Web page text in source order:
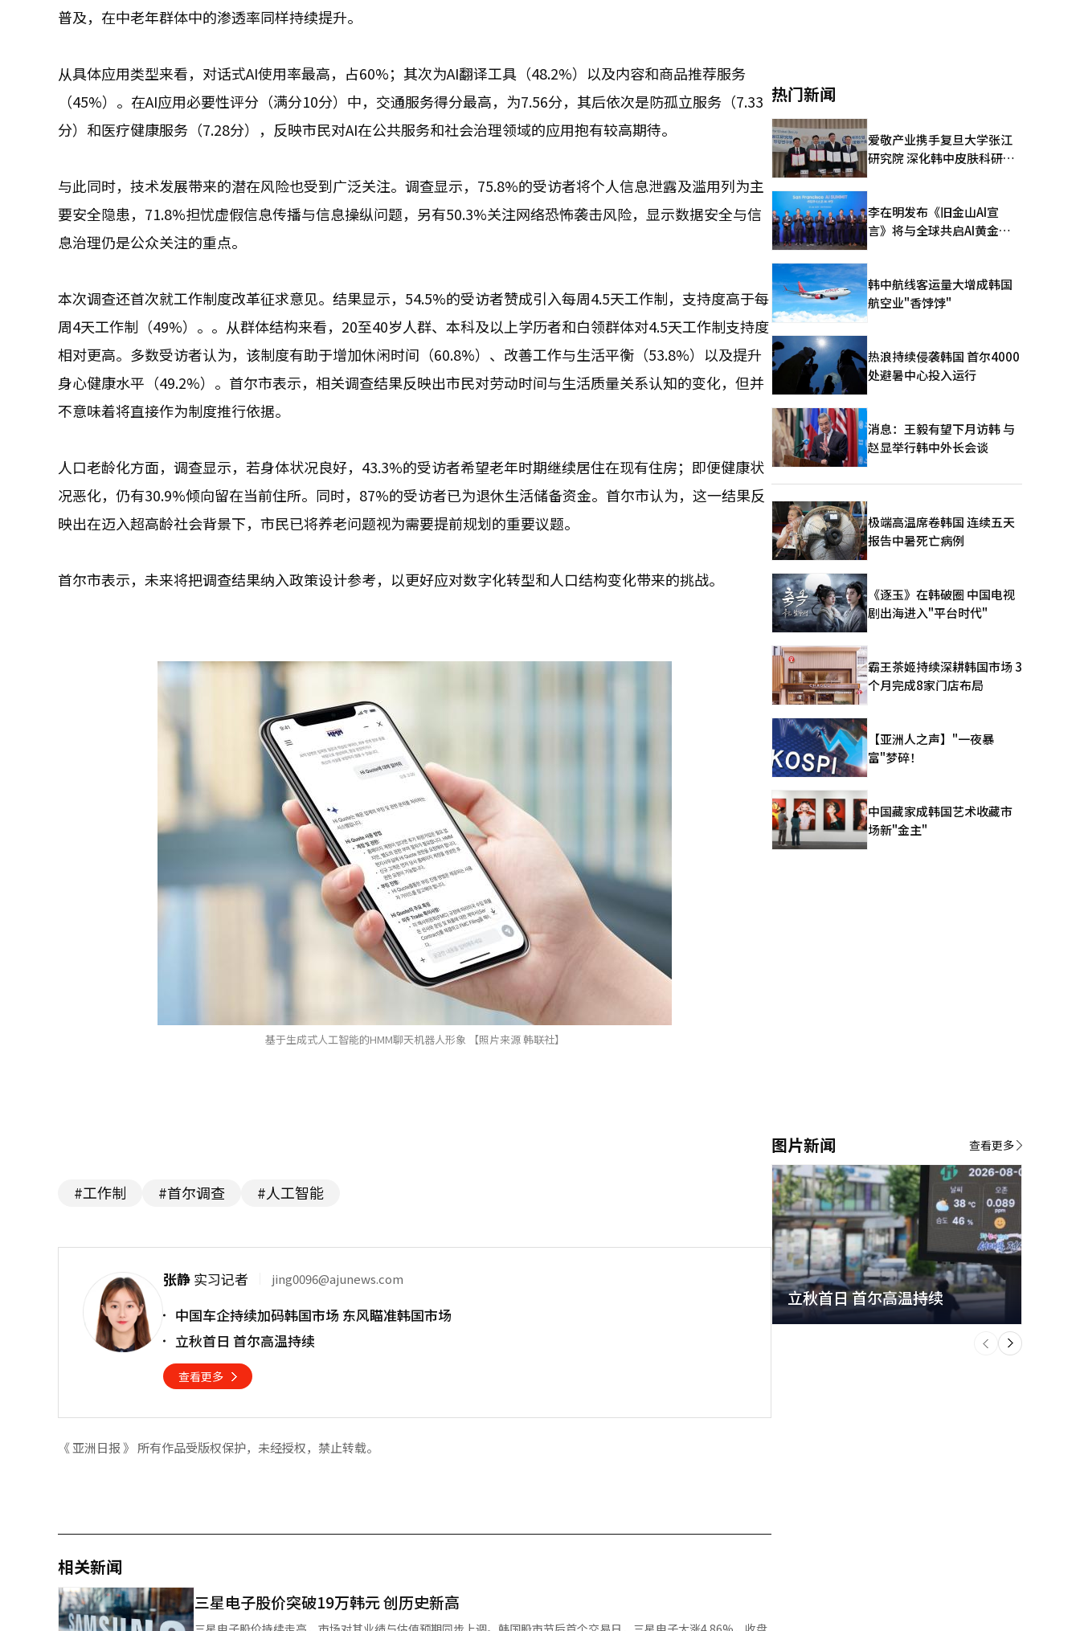
普及，在中老年群体中的渗透率同样持续提升。
从具体应用类型来看，对话式AI使用率最高，占60%；其次为AI翻译工具（48.2%）以及内容和商品推荐服务
（45%）。在AI应用必要性评分（满分10分）中，交通服务得分最高，为7.56分，其后依次是防孤立服务（7.33
分）和医疗健康服务（7.28分），反映市民对AI在公共服务和社会治理领域的应用抱有较高期待。
与此同时，技术发展带来的潜在风险也受到广泛关注。调查显示，75.8%的受访者将个人信息泄露及滥用列为主
要安全隐患，71.8%担忧虚假信息传播与信息操纵问题，另有50.3%关注网络恐怖袭击风险，显示数据安全与信
息治理仍是公众关注的重点。
本次调查还首次就工作制度改革征求意见。结果显示，54.5%的受访者赞成引入每周4.5天工作制，支持度高于每
周4天工作制（49%）。。从群体结构来看，20至40岁人群、本科及以上学历者和白领群体对4.5天工作制支持度
相对更高。多数受访者认为，该制度有助于增加休闲时间（60.8%）、改善工作与生活平衡（53.8%）以及提升
身心健康水平（49.2%）。首尔市表示，相关调查结果反映出市民对劳动时间与生活质量关系认知的变化，但并
不意味着将直接作为制度推行依据。
人口老龄化方面，调查显示，若身体状况良好，43.3%的受访者希望老年时期继续居住在现有住房；即便健康状
况恶化，仍有30.9%倾向留在当前住所。同时，87%的受访者已为退休生活储备资金。首尔市认为，这一结果反
映出在迈入超高龄社会背景下，市民已将养老问题视为需要提前规划的重要议题。
首尔市表示，未来将把调查结果纳入政策设计参考，以更好应对数字化转型和人口结构变化带来的挑战。
基于生成式人工智能的HMM聊天机器人形象 【照片来源 韩联社】
#工作制 #首尔调查 #人工智能
张静 实习记者 jing0096@ajunews.com
中国车企持续加码韩国市场 东风瞄准韩国市场
立秋首日 首尔高温持续
查看更多
《 亚洲日报 》 所有作品受版权保护，未经授权，禁止转载。
相关新闻
三星电子股价突破19万韩元 创历史新高
热门新闻
爱敬产业携手复旦大学张江
研究院 深化韩中皮肤科研合
李在明发布《旧金山AI宣
言》将与全球共启AI黄金时
韩中航线客运量大增成韩国
航空业"香饽饽"
热浪持续侵袭韩国 首尔4000
处避暑中心投入运行
消息：王毅有望下月访韩 与
赵显举行韩中外长会谈
极端高温席卷韩国 连续五天
报告中暑死亡病例
《逐玉》在韩破圈 中国电视
剧出海进入"平台时代"
霸王茶姬持续深耕韩国市场 3
个月完成8家门店布局
【亚洲人之声】"一夜暴
富"梦碎！
中国藏家成韩国艺术收藏市
场新"金主"
图片新闻
立秋首日 首尔高温持续
下
一
个
查看更多